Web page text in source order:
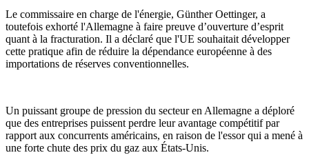
Le commissaire en charge de l'énergie, Günther Oettinger, a
toutefois exhorté l'Allemagne à faire preuve d’ouverture d’esprit
quant à la fracturation. Il a déclaré que l'UE souhaitait développer
cette pratique afin de réduire la dépendance européenne à des
importations de réserves conventionnelles.
Un puissant groupe de pression du secteur en Allemagne a déploré
que des entreprises puissent perdre leur avantage compétitif par
rapport aux concurrents américains, en raison de l'essor qui a mené à
une forte chute des prix du gaz aux États-Unis.